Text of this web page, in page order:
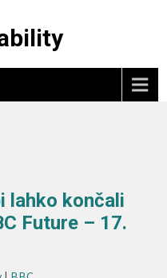
lahko končali
Future – 17.